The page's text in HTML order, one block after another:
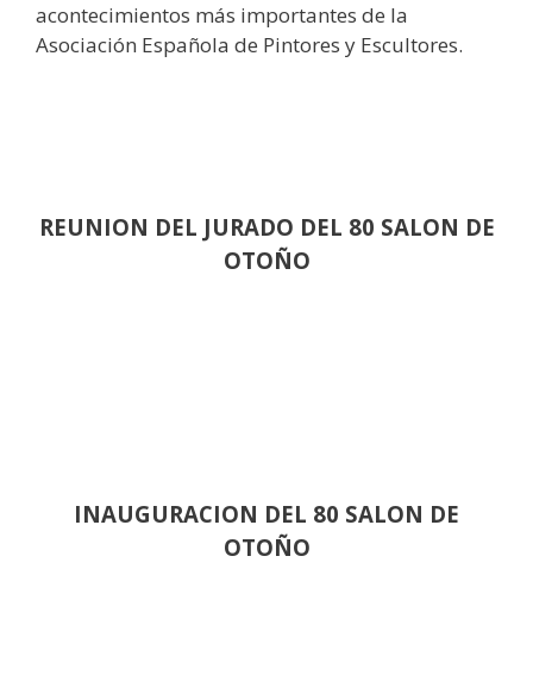
acontecimientos más importantes de la
Asociación Española de Pintores y Escultores.
REUNION DEL JURADO DEL 80 SALON DE
OTOÑO
INAUGURACION DEL 80 SALON DE
OTOÑO